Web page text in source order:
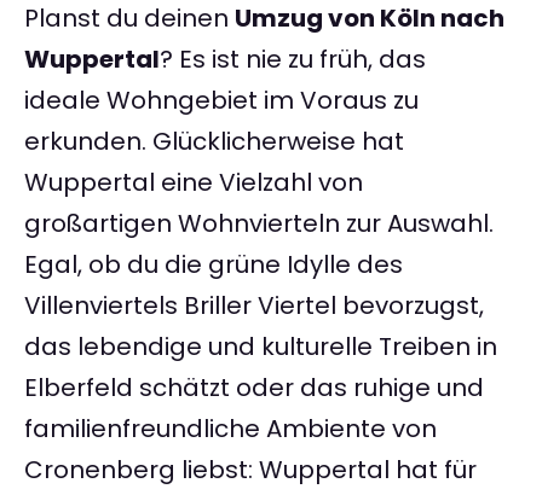
Planst du deinen Umzug von Köln nach
Wuppertal? Es ist nie zu früh, das
ideale Wohngebiet im Voraus zu
erkunden. Glücklicherweise hat
Wuppertal eine Vielzahl von
großartigen Wohnvierteln zur Auswahl.
Egal, ob du die grüne Idylle des
Villenviertels Briller Viertel bevorzugst,
das lebendige und kulturelle Treiben in
Elberfeld schätzt oder das ruhige und
familienfreundliche Ambiente von
Cronenberg liebst: Wuppertal hat für